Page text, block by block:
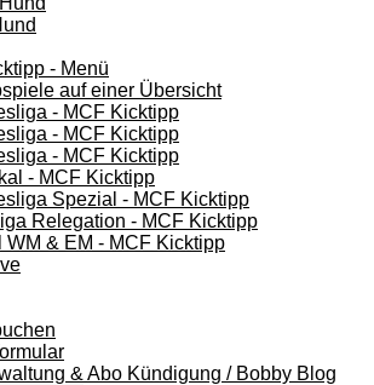
- Menü
auf einer Übersicht
- MCF Kicktipp
- MCF Kicktipp
- MCF Kicktipp
- MCF Kicktipp
Spezial - MCF Kicktipp
Relegation - MCF Kicktipp
WM & EM - MCF Kicktipp
& Abo Kündigung / Bobby Blog